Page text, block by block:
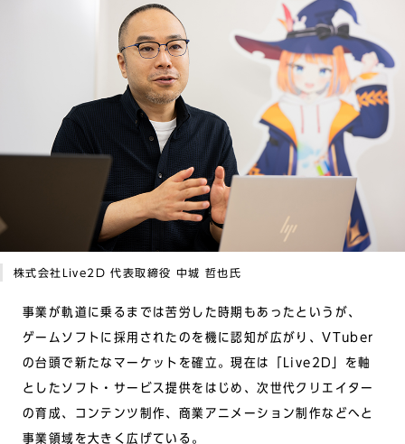
株式会社Live2D 代表取締役 中城 哲也氏
事業が軌道に乗るまでは苦労した時期もあったというが、
ゲームソフトに採用されたのを機に認知が広がり、VTuber
の台頭で新たなマーケットを確立。現在は「Live2D」を軸
としたソフト・サービス提供をはじめ、次世代クリエイター
の育成、コンテンツ制作、商業アニメーション制作などへと
事業領域を大きく広げている。